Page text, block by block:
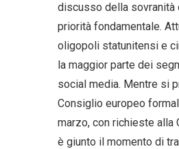
discusso della sovranità
priorità fondamentale.
oligopoli statunitensi e
la maggior parte dei
social media. Mentre si
Consiglio europeo
marzo, con richieste alla
è giunto il momento di